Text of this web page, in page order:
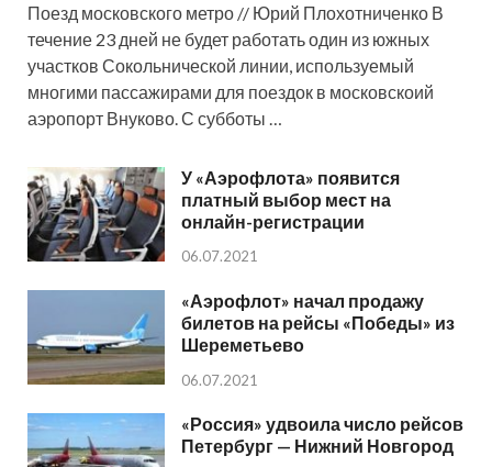
Поезд московского метро // Юрий Плохотниченко В
течение 23 дней не будет работать один из южных
участков Сокольнической линии, используемый
многими пассажирами для поездок в московскоий
аэропорт Внуково. С субботы …
У «Аэрофлота» появится
платный выбор мест на
онлайн-регистрации
06.07.2021
«Аэрофлот» начал продажу
билетов на рейсы «Победы» из
Шереметьево
06.07.2021
«Россия» удвоила число рейсов
Петербург — Нижний Новгород